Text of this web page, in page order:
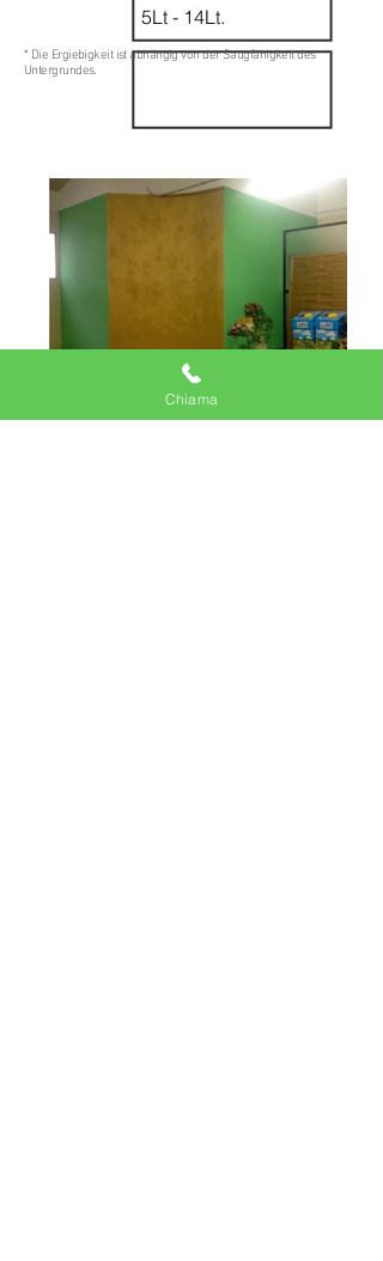
5Lt - 14Lt.
* Die Ergiebigkeit ist abhängig von der Saugfähigkeit des
Untergrundes.
Chiama